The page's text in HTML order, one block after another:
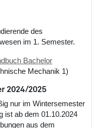
des
im 1. Semester.
Bachelor
Mechanik 1)
2024/2025
nur im Wintersemester
ist ab dem 01.10.2024
aus dem